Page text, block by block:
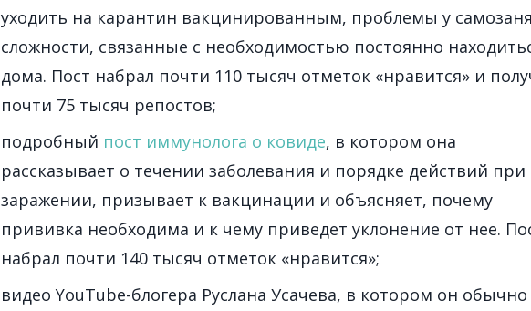
уходить на карантин вакцинированным, проблемы у
сложности, связанные с необходимостью постоянно
дома. Пост набрал почти 110 тысяч отметок «нравится» и
почти 75 тысяч репостов;
подробный пост иммунолога о ковиде, в котором она
рассказывает о течении заболевания и порядке действий при
заражении, призывает к вакцинации и объясняет, почему
прививка необходима и к чему приведет уклонение от нее.
набрал почти 140 тысяч отметок «нравится»;
видео YouTube-блогера Руслана Усачева, в котором он обычно